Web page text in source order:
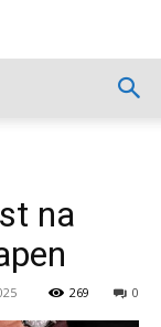
na
0
269